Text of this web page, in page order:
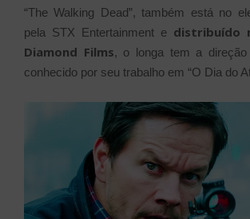
“The Walking Dead”, também está no
pela STX Entertainment e distribuído
Diamond Films, o longa tem a
conhecido por seu trabalho em “O Dia do